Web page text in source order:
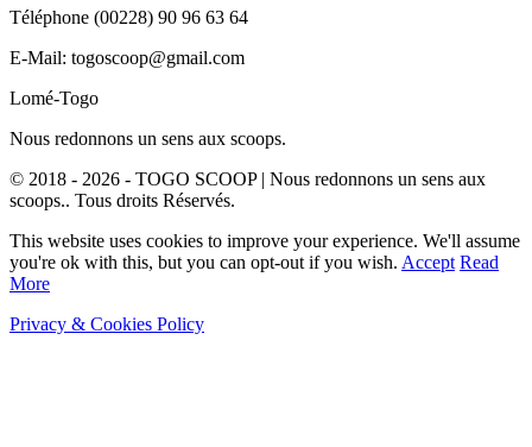
Téléphone (00228) 90 96 63 64
E-Mail: togoscoop@gmail.com
Lomé-Togo
Nous redonnons un sens aux scoops.
© 2018 - 2026 - TOGO SCOOP | Nous redonnons un sens aux
scoops.. Tous droits Réservés.
This website uses cookies to improve your experience. We'll assume
you're ok with this, but you can opt-out if you wish. Accept Read
More
Privacy & Cookies Policy